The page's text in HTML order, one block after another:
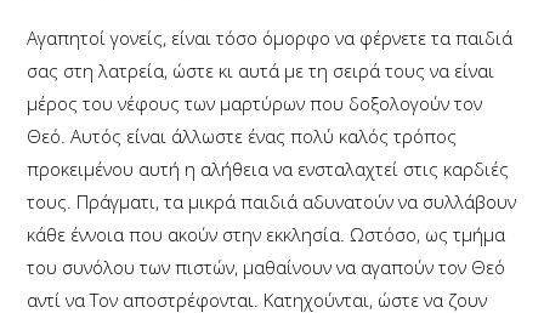
Αγαπητοί γονείς, είναι τόσο όμορφο να φέρνετε τα παιδιά
σας στη λατρεία, ώστε κι αυτά με τη σειρά τους να είναι
μέρος του νέφους των μαρτύρων που δοξολογούν τον
Θεό. Αυτός είναι άλλωστε ένας πολύ καλός τρόπος
προκειμένου αυτή η αλήθεια να ενσταλαχτεί στις καρδιές
τους. Πράγματι, τα μικρά παιδιά αδυνατούν να συλλάβουν
κάθε έννοια που ακούν στην εκκλησία. Ωστόσο, ως τμήμα
του συνόλου των πιστών, μαθαίνουν να αγαπούν τον Θεό
αντί να Τον αποστρέφονται. Κατηχούνται, ώστε να ζουν